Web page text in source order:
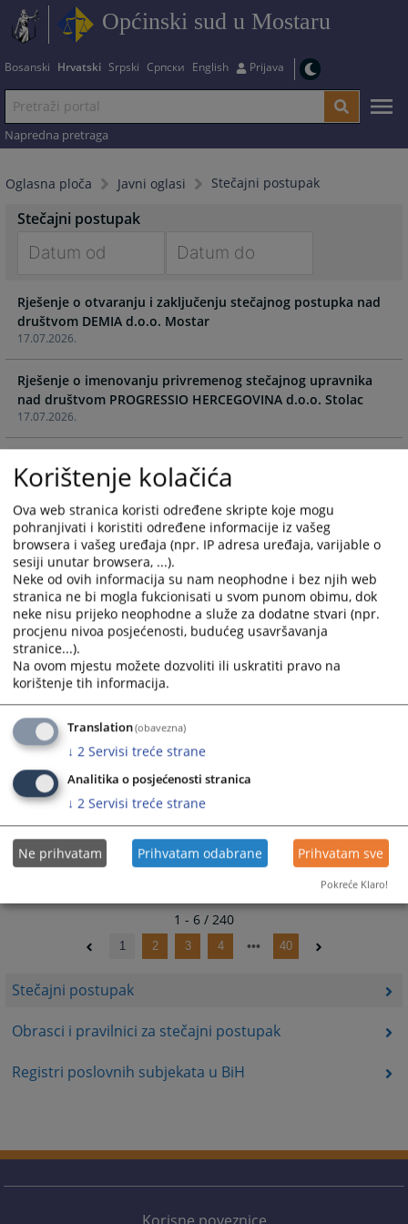
Općinski sud u Mostaru
Bosanski Hrvatski Srpski Српски English Prijava
Napredna pretraga
Oglasna ploča Javni oglasi Stečajni postupak
Stečajni postupak
Obrasci i pravilnici za stečajni postupak
Registri poslovnih subjekata u BiH
Stečajni postupak
forward
to
interact
with
the
calendar
and
select
date.
Press
the
question
mark
key
to
get
the
keyboard
shortcuts
for
changing
dates.
forward
to
with
the
calendar
select
a
date.
Press
the
question
mark
key
to
get
the
keyboard
shortcuts
for
changing
dates.
17.07.2026.
Rješenje o otvaranju i zaključenju stečajnog postupka nad
društvom DEMIA d.o.o. Mostar
17.07.2026.
Rješenje o imenovanju privremenog stečajnog upravnika
nad društvom PROGRESSIO HERCEGOVINA d.o.o. Stolac
društvom PORBIL d.o.o. Mostar
07.07.2026.
Rješenje o otvaranju i zaključenju stečajnog postupka nad
društvom „OMERIKA-MO“ d.o.o. Mostar
29.06.2026.
Rješenje o otvaranju i zaključenju stečajnog postupka nad
društvom M&P d.o.o. Neum
19.06.2026.
Zaključen likvidacijski postupak nad društvom HABA ŠPED
2 d.o.o. Mostar
1 - 6 / 240
1 2 3 4 40
Korištenje kolačića
Ova web stranica koristi određene skripte koje mogu
pohranjivati i koristiti određene informacije iz vašeg
browsera i vašeg uređaja (npr. IP adresa uređaja, varijable o
sesiji unutar browsera, ...).
Neke od ovih informacija su nam neophodne i bez njih web
stranica ne bi mogla fukcionisati u svom punom obimu, dok
neke nisu prijeko neophodne a služe za dodatne stvari (npr.
procjenu nivoa posjećenosti, budućeg usavršavanja
stranice...).
Na ovom mjestu možete dozvoliti ili uskratiti pravo na
korištenje tih informacija.
Translation(obavezna)
↓ 2 Servisi treće strane
Analitika o posjećenosti stranica
↓ 2 Servisi treće strane
Ne prihvatam Prihvatam odabrane Prihvatam sve
Pokreće Klaro!